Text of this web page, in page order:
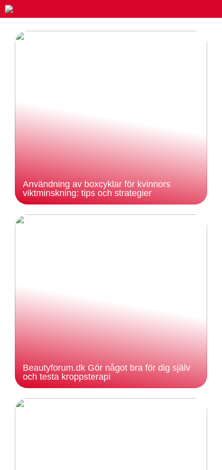
Användning av boxcyklar för kvinnors
viktminskning: tips och strategier
Beautyforum.dk Gör något bra för dig själv
och testa kroppsterapi